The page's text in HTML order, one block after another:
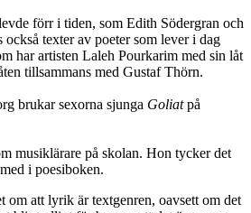
förr i tiden, som Edith Södergran och
texter av poeter som lever i dag
har artisten Laleh Pourkarim med sin låt
tillsammans med Gustaf Thörn.
brukar sexorna sjunga Goliatpå
musiklärare på skolan. Hon tycker det
i poesiboken.
om att lyrik är textgenren, oavsett om det